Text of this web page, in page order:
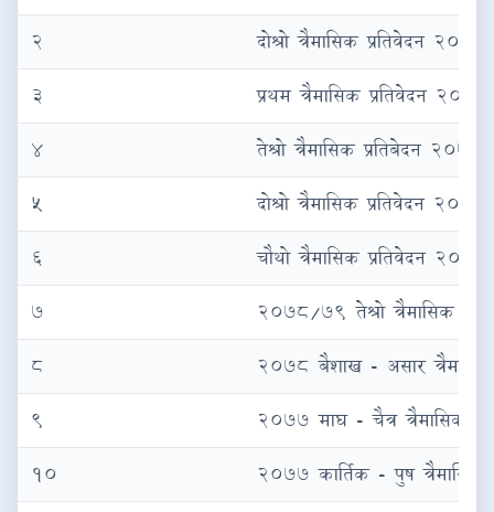
२
दोश्रो त्रैमासिक प्रतिवेदन
३
प्रथम त्रैमासिक प्रतिवेदन
४
तेश्रो त्रैमासिक प्रतिबेदन
५
दोश्रो त्रैमासिक प्रतिवेदन
६
चौथो त्रैमासिक प्रतिवेदन
७
२०७८/७९ तेश्रो त्रैमासिक
८
२०७८ बैशाख - असार त्रैमासिक
९
२०७७ माघ - चैत्र त्रैमासिक
१०
२०७७ कार्तिक - पुष त्रैमासिक